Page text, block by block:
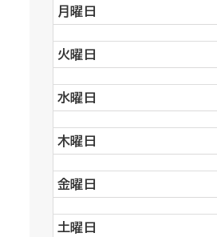
月曜日
火曜日
水曜日
木曜日
金曜日
土曜日